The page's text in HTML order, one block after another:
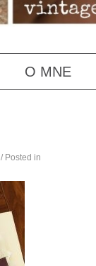
O MNE
/ Posted in